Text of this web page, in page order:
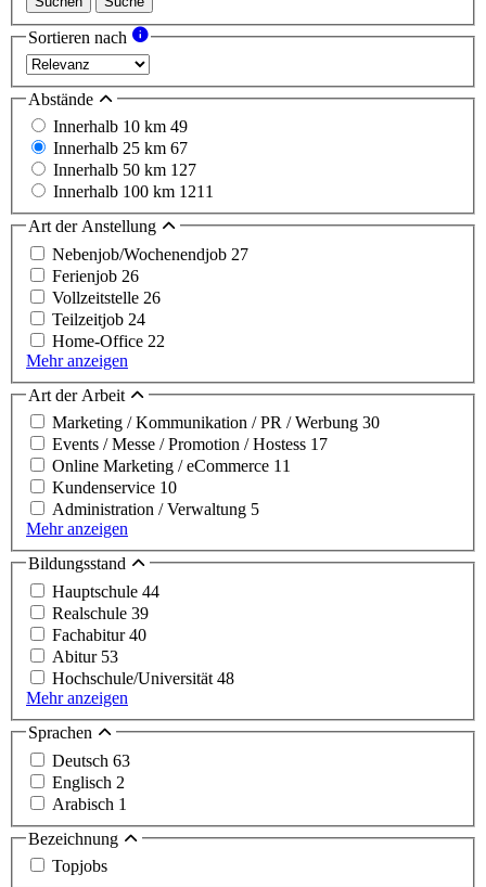
Sortieren nach
Abstände
Innerhalb 10 km 49
Innerhalb 25 km 67
Innerhalb 50 km 127
Innerhalb 100 km 1211
Art der Anstellung
Nebenjob/Wochenendjob 27
Ferienjob 26
Vollzeitstelle 26
Teilzeitjob 24
Home-Office 22
Mehr anzeigen
Art der Arbeit
Marketing / Kommunikation / PR / Werbung 30
Events / Messe / Promotion / Hostess 17
Online Marketing / eCommerce 11
Kundenservice 10
Administration / Verwaltung 5
Mehr anzeigen
Bildungsstand
Hauptschule 44
Realschule 39
Fachabitur40
Abitur 53
Hochschule/Universität 48
Mehr anzeigen
Sprachen
Deutsch 63
Englisch 2
Arabisch 1
Bezeichnung
Topjobs